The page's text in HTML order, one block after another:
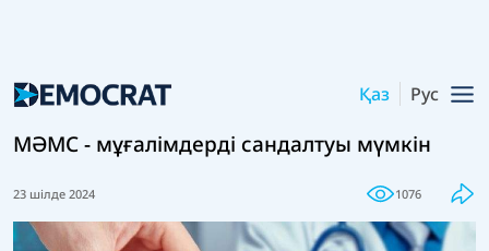
Қаз Рус
МӘМС - мұғалімдерді сандалтуы мүмкін
23 шілде 2024 1076